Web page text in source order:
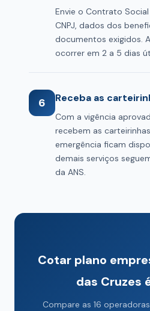
Envie o Contrato
CNPJ, dados dos
documentos exigidos.
ocorrer em 2 a 5 dias
6 Receba as
Com a vigência
recebem as
emergência ficam
demais serviços
da ANS.
Cotar plano
das Cruzes
Compare as 16